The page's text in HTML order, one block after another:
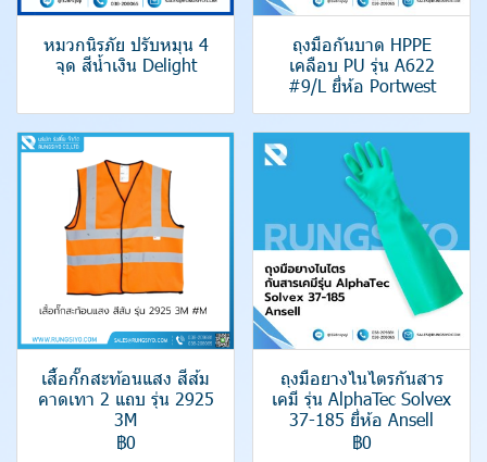
หมวกนิรภัย ปรับหมุน 4
จุด สีน้ำเงิน Delight
ถุงมือกันบาด HPPE
เคลือบ PU รุ่น A622
#9/L ยี่ห้อ Portwest
เสื้อกั๊กสะท้อนแสง สีส้ม
คาดเทา 2 แถบ รุ่น 2925
3M
฿0
ถุงมือยางไนไตรกันสาร
เคมี รุ่น AlphaTec Solvex
37-185 ยี่ห้อ Ansell
฿0